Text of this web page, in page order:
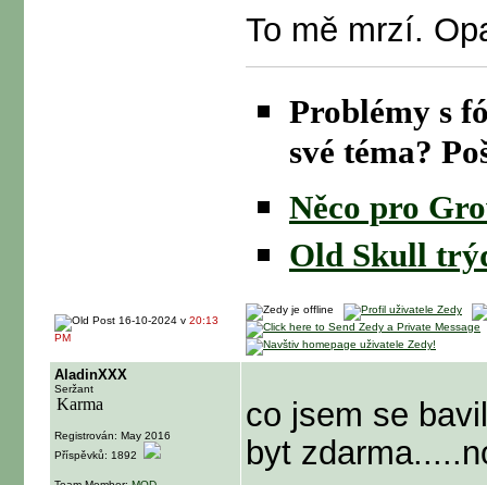
To mě mrzí.
Problémy s
své téma?
Něco pro
Old Skull
16-10-2024 v 20:13
PM
AladinXXX
Seržant
Registrován: May 2016
Příspěvků: 1892
co jsem se
byt